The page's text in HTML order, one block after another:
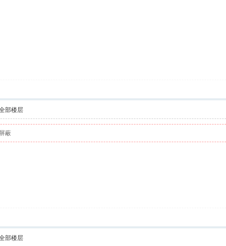
部楼层
蔽
部楼层